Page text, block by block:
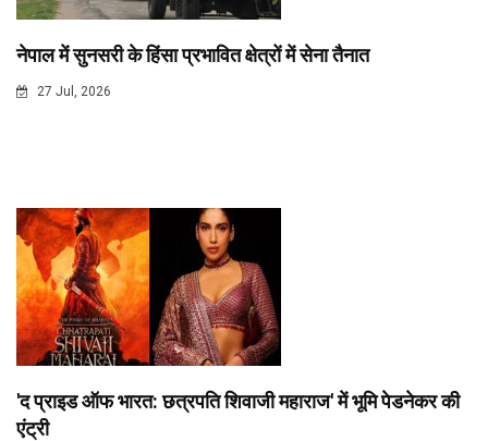
नेपाल में सुनसरी के हिंसा प्रभावित क्षेत्रों में सेना तैनात
27 Jul, 2026
'द प्राइड ऑफ भारत: छत्रपति शिवाजी महाराज' में भूमि पेडनेकर की
एंट्री